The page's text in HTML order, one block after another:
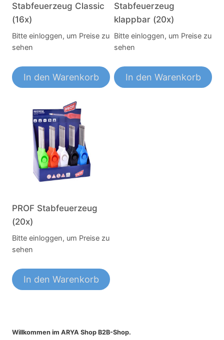
Stabfeuerzeug Classic
(16x)
Bitte einloggen, um Preise zu
sehen
In den Warenkorb
Stabfeuerzeug
klappbar (20x)
Bitte einloggen, um Preise zu
sehen
In den Warenkorb
PROF Stabfeuerzeug
(20x)
Bitte einloggen, um Preise zu
sehen
In den Warenkorb
Willkommen im ARYA Shop B2B-Shop.